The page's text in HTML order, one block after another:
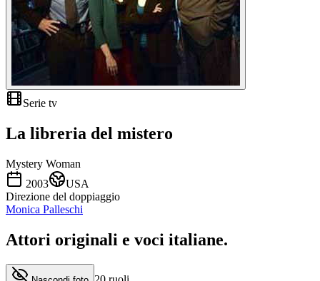
Serie tv
La libreria del mistero
Mystery Woman
2003
USA
Direzione del doppiaggio
Monica Palleschi
Attori originali e voci italiane.